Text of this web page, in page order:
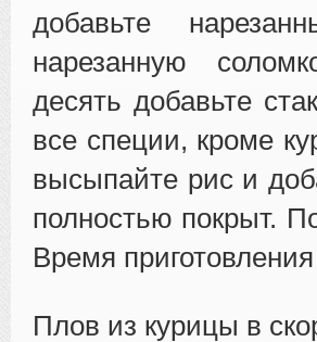
добавьте
нарезанную
десять добавьте
все специи, кроме
высыпайте рис и
полностью покрыт.
Время
Плов из курицы в